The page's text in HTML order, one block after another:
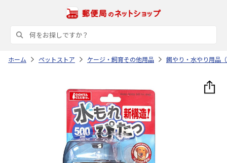
ホーム ペットストア ケージ・飼育その他用品 餌やり・水やり用品